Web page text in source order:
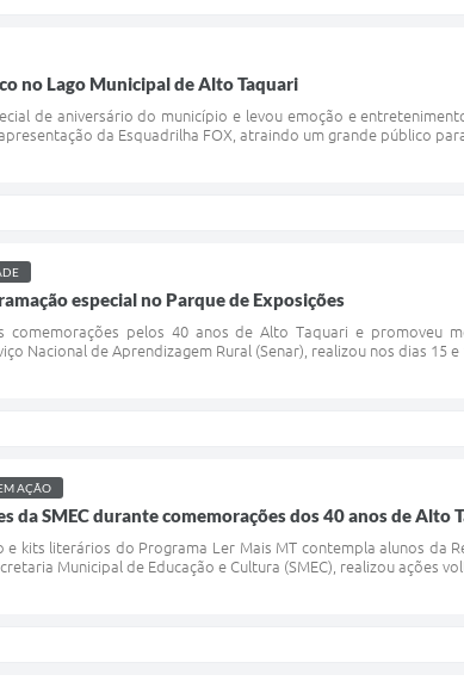
no Lago Municipal de Alto Taquari
de aniversário do município e levou emoção e
da Esquadrilha FOX, atraindo um grande público
especial no Parque de Exposições
pelos 40 anos de Alto Taquari e promoveu
Nacional de Aprendizagem Rural (Senar), realizou nos dias 15
AÇÃO
da SMEC durante comemorações dos 40 anos de Alto
kits literários do Programa Ler Mais MT contempla alunos da
Municipal de Educação e Cultura (SMEC), realizou ações